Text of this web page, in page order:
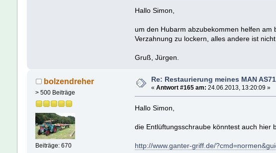
Hallo Simon,
um den Hubarm abzubekommen helfen
Verzahnung zu lockern, alles andere ist
Gruß, Jürgen.
bolzendreher
> 500 Beiträge
Beiträge: 670
Re: Restaurierung meines MAN
« Antwort #165 am: 24.06.2013, 13:20:09 »
Hallo Simon,
die Entlüftungsschraube könntest auch hier
http://www.ganter-griff.de/